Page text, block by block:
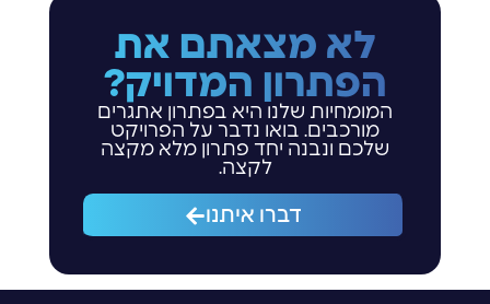
לא מצאתם את
הפתרון המדויק?
המומחיות שלנו היא בפתרון אתגרים
מורכבים. בואו נדבר על הפרויקט
שלכם ונבנה יחד פתרון מלא מקצה
לקצה.
דברו איתנו